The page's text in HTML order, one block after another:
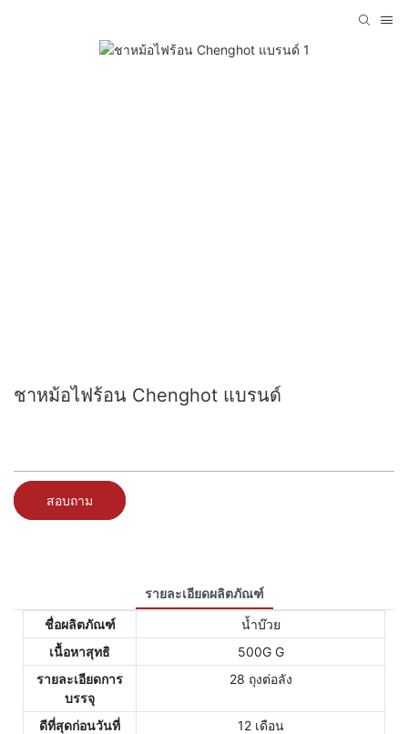
ชาหม้อไฟร้อน Chenghot แบรนด์
สอบถาม
รายละเอียดผลิตภัณฑ์
ชื่อผลิตภัณฑ์
น้ำบ๊วย
เนื้อหาสุทธิ
500G G
รายละเอียดการ
บรรจุ
28 ถุงต่อลัง
ดีที่สุดก่อนวันที่
12 เดือน